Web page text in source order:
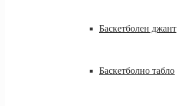
Баскетболен джант
Баскетболно табло